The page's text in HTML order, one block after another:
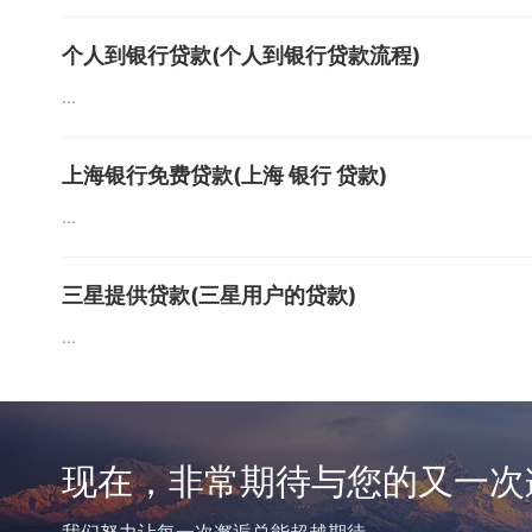
个人到银行贷款(个人到银行贷款流程)
...
上海银行免费贷款(上海 银行 贷款)
...
三星提供贷款(三星用户的贷款)
...
现在，非常期待与您的又一